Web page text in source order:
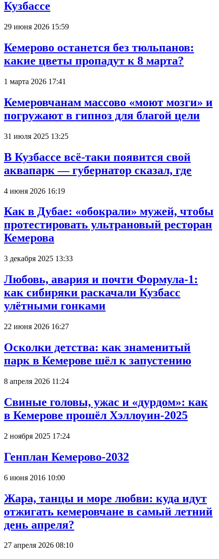
Кузбассе
29 июня 2026 15:59
Кемерово останется без тюльпанов:
какие цветы пропадут к 8 марта?
1 марта 2026 17:41
Кемеровчанам массово «моют мозги» и
погружают в гипноз для благой цели
31 июля 2025 13:25
В Кузбассе всё-таки появится свой
аквапарк — губернатор сказал, где
4 июня 2026 16:19
Как в Дубае: «обокрали» мужей, чтобы
протестировать ультрановый ресторан
Кемерова
3 декабря 2025 13:33
Любовь, авария и почти Формула-1:
как сибиряки раскачали Кузбасс
улётными гонками
22 июня 2026 16:27
Осколки детства: как знаменитый
парк в Кемерове шёл к запустению
8 апреля 2026 11:24
Свиные головы, ужас и «дурдом»: как
в Кемерове прошёл Хэллоуин-2025
2 ноября 2025 17:24
Генплан Кемерово-2032
6 июня 2016 10:00
Жара, танцы и море любви: куда идут
отжигать кемеровчане в самый летний
день апреля?
27 апреля 2026 08:10